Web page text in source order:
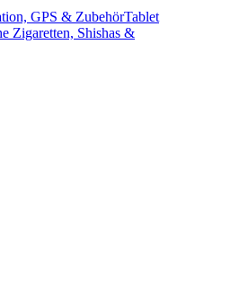
GPS & ZubehörTablet
Zigaretten, Shishas &